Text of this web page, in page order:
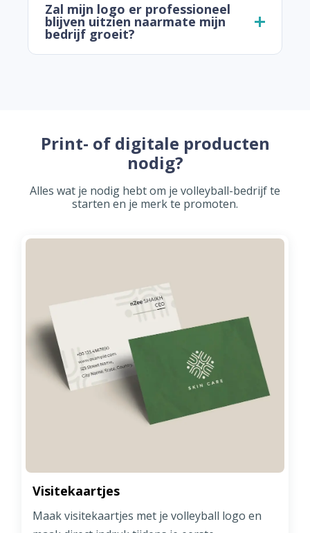
Zal mijn logo er professioneel
blijven uitzien naarmate mijn
bedrijf groeit?
Print- of digitale producten
nodig?
Alles wat je nodig hebt om je volleyball-bedrijf te
starten en je merk te promoten.
Visitekaartjes
Maak visitekaartjes met je volleyball logo en